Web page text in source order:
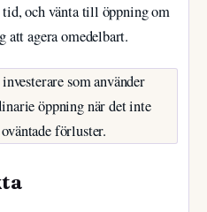
och vänta till öppning om
att agera omedelbart.
som använder
öppning när det inte
förluster.